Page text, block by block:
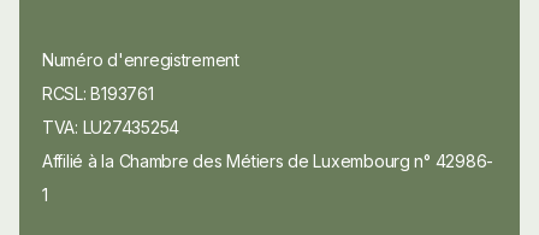
Numéro d'enregistrement
RCSL: B193761
TVA: LU27435254
Affilié à la Chambre des Métiers de Luxembourg n° 42986-
1